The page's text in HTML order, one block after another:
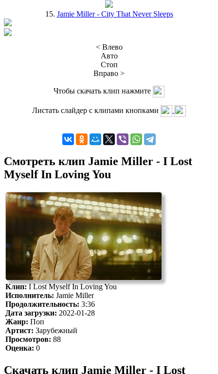
15. Jamie Miller - City That Never Sleeps
< Влево
Авто
Стоп
Вправо >
Чтобы скачать клип нажмите
Листать слайдер с клипами кнопками
Смотреть клип Jamie Miller - I Lost
Myself In Loving You
Клип:I Lost Myself In Loving You
Исполнитель: Jamie Miller
Продолжительность: 3:36
Дата загрузки: 2022-01-28
Жанр: Поп
Артист: Зарубежный
Просмотров: 88
Оценка: 0
Скачать клип Jamie Miller - I Lost